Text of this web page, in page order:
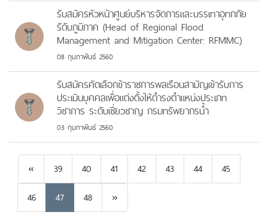
รับสมัครหัวหน้าศูนย์บริหารจัดการและบรรเทาอุทกภัย
รัดับภูมิภาค (Head of Regional Flood
Management and Mitigation Center: RFMMC)
08 กุมภาพันธ์ 2560
รับสมัครคัดเลือกข้าราชการพลเรือนสามัญเข้ารับการ
ประเมินบุคคลเพื่อแต่งตั้งให้ดำรงตำแหน่งประเภท
วิชาการ ระดับเชี่ยวชาญ กรมทรัพยากรน้ำ
03 กุมภาพันธ์ 2560
« Previous
39 40 41 42 43 44
45
46
47 48 »